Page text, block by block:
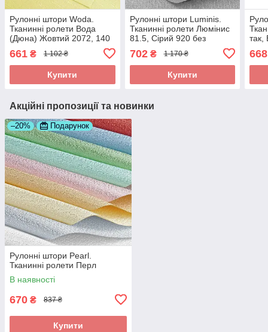
Рулонні штори Woda.
Тканинні ролети Вода
(Дюна) Жовтий 2072, 140
661 ₴ 1 102 ₴
Купити
Рулонні штори Luminis.
Тканинні ролети Люмінис
81.5, Сірий 920 без
702₴ 1 170 ₴
Купити
так,
668
Акційні пропозиції та новинки
–20% Подарунок
Рулонні штори Pearl.
Тканинні ролети Перл
В наявності
670 ₴ 837 ₴
Купити